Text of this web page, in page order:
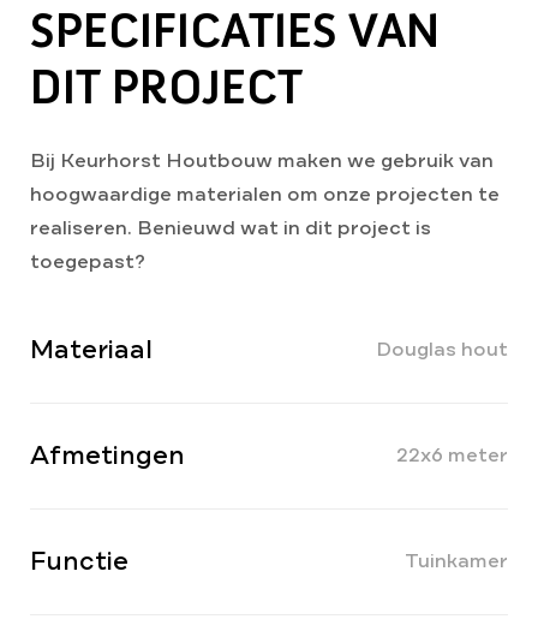
SPECIFICATIES VAN
DIT PROJECT
Bij Keurhorst Houtbouw maken we gebruik van
hoogwaardige materialen om onze projecten te
realiseren. Benieuwd wat in dit project is
toegepast?
Materiaal Douglas hout
Afmetingen 22x6 meter
Functie Tuinkamer